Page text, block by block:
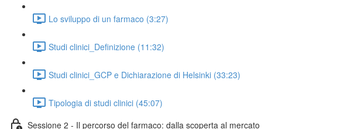
Lo sviluppo di un farmaco (3:27)
Studi clinici_Definizione (11:32)
Studi clinici_GCP e Dichiarazione di Helsinki (33:23)
Tipologia di studi clinici (45:07)
Sessione 2 - Il percorso del farmaco: dalla scoperta al mercato